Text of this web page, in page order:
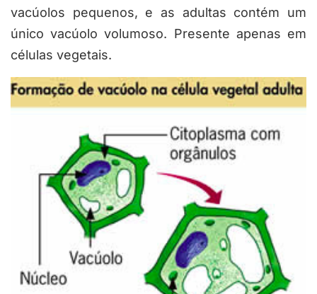
vacúolos pequenos, e as adultas contém um
único vacúolo volumoso. Presente apenas em
células vegetais.